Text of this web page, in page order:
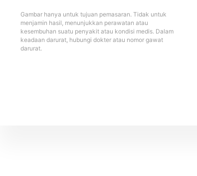
Gambar hanya untuk tujuan pemasaran. Tidak untuk
menjamin hasil, menunjukkan perawatan atau
kesembuhan suatu penyakit atau kondisi medis. Dalam
keadaan darurat, hubungi dokter atau nomor gawat
darurat.